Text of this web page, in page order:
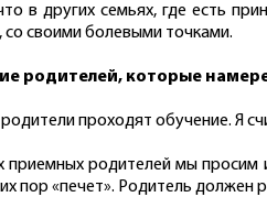
в других семьях, где есть
со своими болевыми точками.
родителей, которые
проходят обучение. Я
приемных родителей мы
пор «печет». Родитель